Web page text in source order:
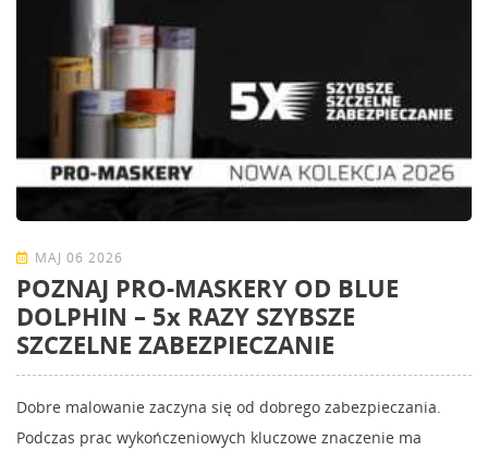
MAJ 06 2026
POZNAJ PRO-MASKERY OD BLUE
DOLPHIN – 5x RAZY SZYBSZE
SZCZELNE ZABEZPIECZANIE
Dobre malowanie zaczyna się od dobrego zabezpieczania.
Podczas prac wykończeniowych kluczowe znaczenie ma